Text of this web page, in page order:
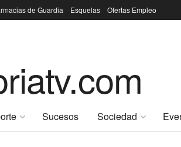
de Guardia Esquelas Ofertas Empleo
Sucesos Sociedad